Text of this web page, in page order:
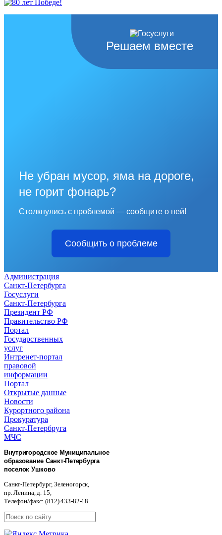
Решаем вместе
Не убран мусор, яма на дороге,
не горит фонарь?
Столкнулись с проблемой — сообщите о ней!
Сообщить о проблеме
Администрация
Санкт-Петербурга
Госуслуги
Санкт-Петербурга
Президент РФ
Правительство РФ
Портал
Государственных
услуг
Интренет-портал
правовой
информации
Портал
Открытые данные
Новости
Курортного района
Прокуратура
Санкт-Петербруга
МЧС
Внутригородское Муниципальное
образование Санкт-Петербурга
поселок Ушково
Санкт-Петербург, Зеленогорск,
пр. Ленина, д. 15,
Телефон/факс: (812) 433-82-18